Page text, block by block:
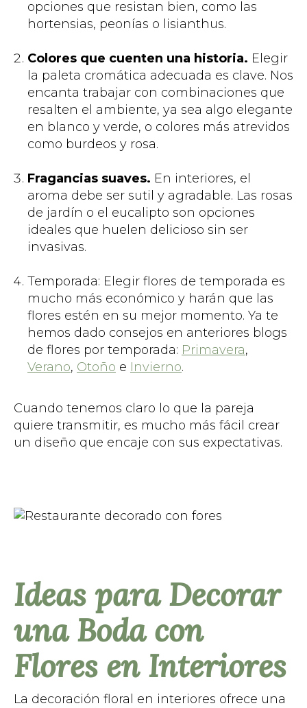
opciones que resistan bien, como las
hortensias, peonías o lisianthus.
Colores que cuenten una historia. Elegir
la paleta cromática adecuada es clave. Nos
encanta trabajar con combinaciones que
resalten el ambiente, ya sea algo elegante
en blanco y verde, o colores más atrevidos
como burdeos y rosa.
Fragancias suaves. En interiores, el
aroma debe ser sutil y agradable. Las rosas
de jardín o el eucalipto son opciones
ideales que huelen delicioso sin ser
invasivas.
Temporada: Elegir flores de temporada es
mucho más económico y harán que las
flores estén en su mejor momento. Ya te
hemos dado consejos en anteriores blogs
de flores por temporada: Primavera,
Verano, Otoño e Invierno.
Cuando tenemos claro lo que la pareja
quiere transmitir, es mucho más fácil crear
un diseño que encaje con sus expectativas.
Ideas para Decorar
una Boda con
Flores en Interiores
La decoración floral en interiores ofrece una